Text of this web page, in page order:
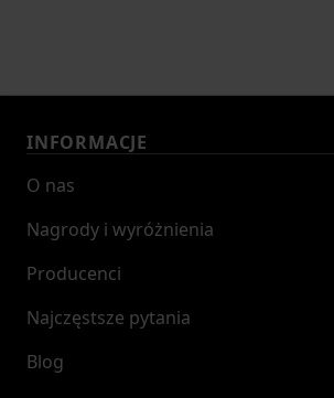
INFORMACJE
O nas
Nagrody i wyróżnienia
Producenci
Najczęstsze pytania
Blog